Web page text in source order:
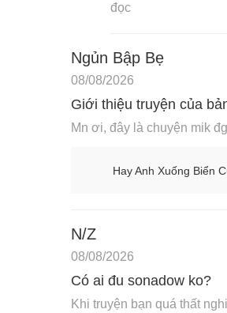
đọc
Ngủn Bập Bẹ
08/08/2026
Giới thiệu truyện của
Mn ơi, đây là chuyện mik
Hay Anh Xuống Biển
N/Z
08/08/2026
Có ai đu sonadow ko?
Khi truyện bạn quá thất